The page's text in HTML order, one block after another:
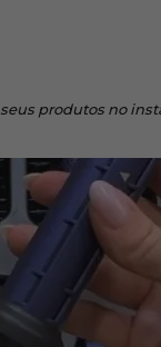
seus produtos no